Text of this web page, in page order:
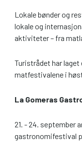
Lokale bønder og
lokale og
aktiviteter – fra
Turistrådet har
matfestivalene i
La Gomeras
21. - 24. september
gastronomifestival